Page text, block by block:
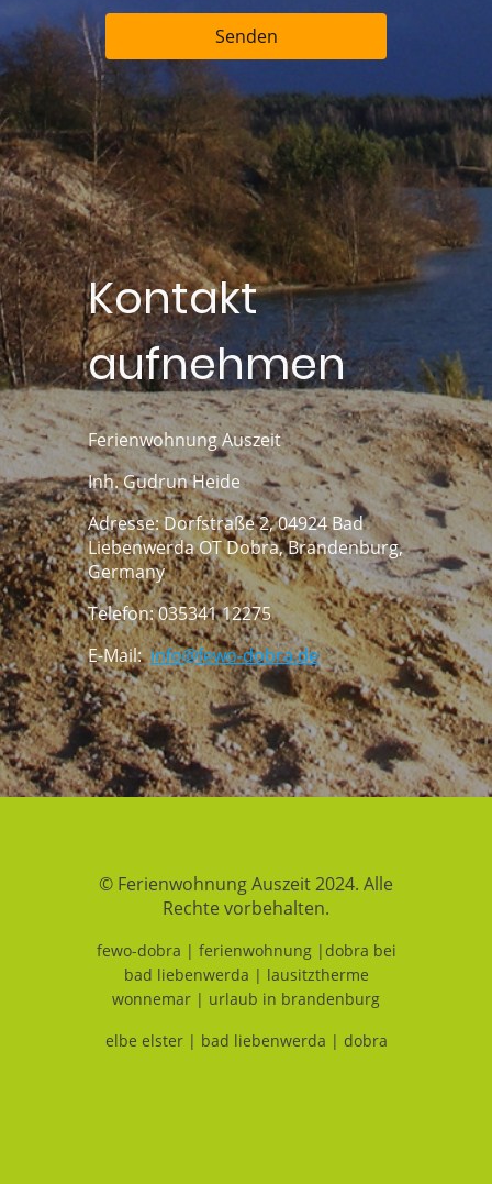
Senden
Kontakt
aufnehmen
Ferienwohnung Auszeit
Inh. Gudrun Heide
Adresse: Dorfstraße 2, 04924 Bad
Liebenwerda OT Dobra, Brandenburg,
Germany
Telefon: 035341 12275
E-Mail:info@fewo-dobra.de
© Ferienwohnung Auszeit 2024. Alle
Rechte vorbehalten.
fewo-dobra | ferienwohnung |dobra bei
bad liebenwerda | lausitztherme
wonnemar | urlaub in brandenburg
elbe elster | bad liebenwerda | dobra